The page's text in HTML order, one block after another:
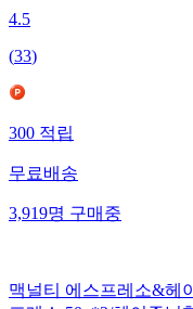
4.5
(33)
300적립
무료배송
3,919명구매중
맥널티 에스프레소&헤